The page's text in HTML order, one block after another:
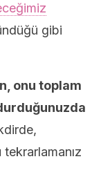
gibi
onu toplam
tekrarlamanız